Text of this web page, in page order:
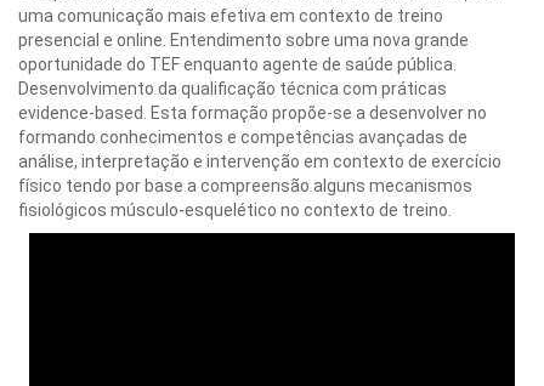
uma comunicação mais efetiva em contexto de treino
presencial e online. Entendimento sobre uma nova grande
oportunidade do TEF enquanto agente de saúde pública.
Desenvolvimento da qualificação técnica com práticas
evidence-based. Esta formação propõe-se a desenvolver no
formando conhecimentos e competências avançadas de
análise, interpretação e intervenção em contexto de exercício
físico tendo por base a compreensão alguns mecanismos
fisiológicos músculo-esquelético no contexto de treino.